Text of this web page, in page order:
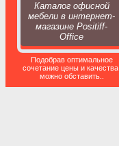
Каталог офисной
мебели в интернет-
магазине Positiff-
Office
Подобрав оптимальное
сочетание цены и качества,
можно обставить..